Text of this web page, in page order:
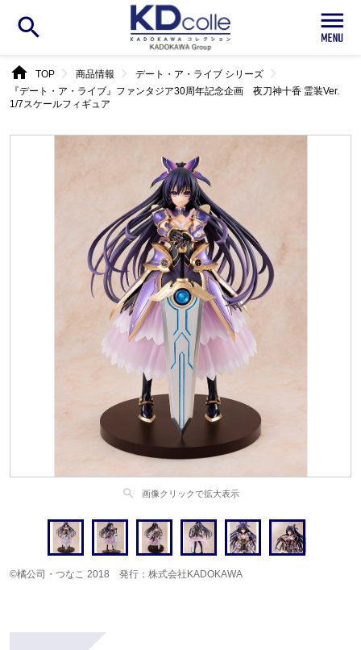
search
home TOPchevron_right 商品情報chevron_right デート・ア・ライブ シリーズchevron_right
『デート・ア・ライブ』ファンタジア30周年記念企画 夜刀神十香 霊装Ver.
1/7スケールフィギュア
search 画像クリックで拡大表示
©橘公司・つなこ 2018 発行：株式会社KADOKAWA